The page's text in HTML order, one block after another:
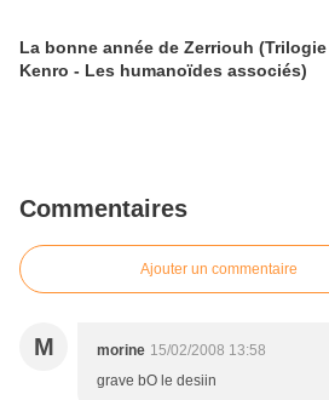
La bonne année de Zerriouh (Trilogie
Kenro - Les humanoïdes associés)
Commentaires
Ajouter un commentaire
M morine 15/02/2008 13:58
grave bO le desiin